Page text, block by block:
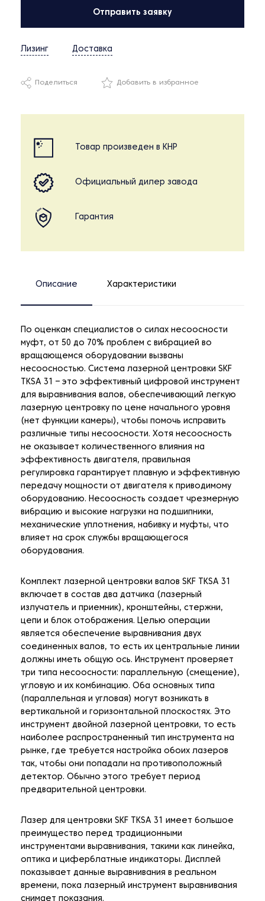
Отправить заявку
Лизинг Доставка
Поделиться Добавить в избранное
Товар произведен в КНР
Официальный дилер завода
Гарантия
Описание Характеристики
По оценкам специалистов о силах несоосности
муфт, от 50 до 70% проблем с вибрацией во
вращающемся оборудовании вызваны
несоосностью. Система лазерной центровки SKF
TKSA 31 – это эффективный цифровой инструмент
для выравнивания валов, обеспечивающий легкую
лазерную центровку по цене начального уровня
(нет функции камеры), чтобы помочь исправить
различные типы несоосности. Хотя несоосность
не оказывает количественного влияния на
эффективность двигателя, правильная
регулировка гарантирует плавную и эффективную
передачу мощности от двигателя к приводимому
оборудованию. Несоосность создает чрезмерную
вибрацию и высокие нагрузки на подшипники,
механические уплотнения, набивку и муфты, что
влияет на срок службы вращающегося
оборудования.
Комплект лазерной центровки валов SKF TKSA 31
включает в состав два датчика (лазерный
излучатель и приемник), кронштейны, стержни,
цепи и блок отображения. Целью операции
является обеспечение выравнивания двух
соединенных валов, то есть их центральные линии
должны иметь общую ось. Инструмент проверяет
три типа несоосности: параллельную (смещение),
угловую и их комбинацию. Оба основных типа
(параллельная и угловая) могут возникать в
вертикальной и горизонтальной плоскостях. Это
инструмент двойной лазерной центровки, то есть
наиболее распространенный тип инструмента на
рынке, где требуется настройка обоих лазеров
так, чтобы они попадали на противоположный
детектор. Обычно этого требует период
предварительной центровки.
Лазер для центровки SKF TKSA 31 имеет большое
преимущество перед традиционными
инструментами выравнивания, такими как линейка,
оптика и циферблатные индикаторы. Дисплей
показывает данные выравнивания в реальном
времени, пока лазерный инструмент выравнивания
снимает показания.